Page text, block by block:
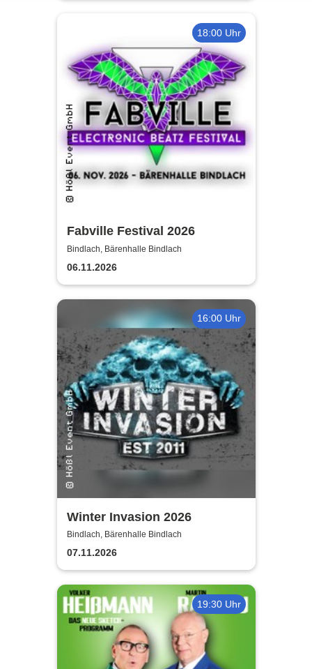
18:00 Uhr
Fabville Festival 2026
Bindlach, Bärenhalle Bindlach
06.11.2026
16:00 Uhr
Winter Invasion 2026
Bindlach, Bärenhalle Bindlach
07.11.2026
19:30 Uhr